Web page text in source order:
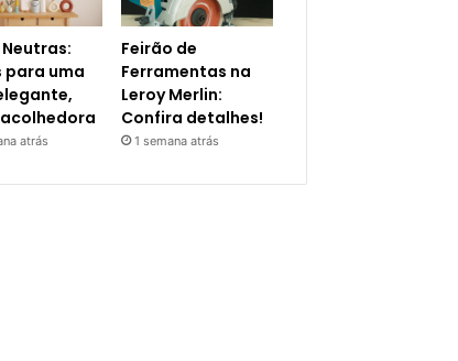
para uma
acolhedora
atrás
Feirão de
Ferramentas na
Leroy Merlin:
Confira detalhes!
1 semana atrás